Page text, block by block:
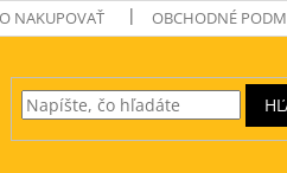
NAKUPOVAŤ OBCHODNÉ